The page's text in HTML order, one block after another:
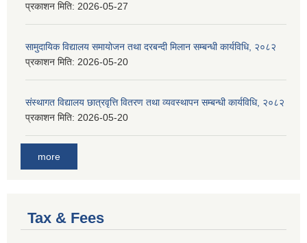
प्रकाशन मिति: 2026-05-27
सामुदायिक विद्यालय समायोजन तथा दरबन्दी मिलान सम्बन्धी कार्यविधि, २०८२
प्रकाशन मिति: 2026-05-20
संस्थागत विद्यालय छात्रवृत्ति वितरण तथा व्यवस्थापन सम्बन्धी कार्यविधि, २०८२
प्रकाशन मिति: 2026-05-20
more
Tax & Fees